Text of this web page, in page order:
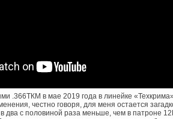
.366ТКМ в мае 2019 года в линейке
честно говоря, для меня остается
два с половиной раза меньше, чем в патроне